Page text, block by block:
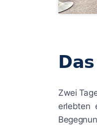
Zwei
erlebten